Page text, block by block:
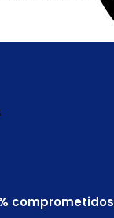
comprometidos